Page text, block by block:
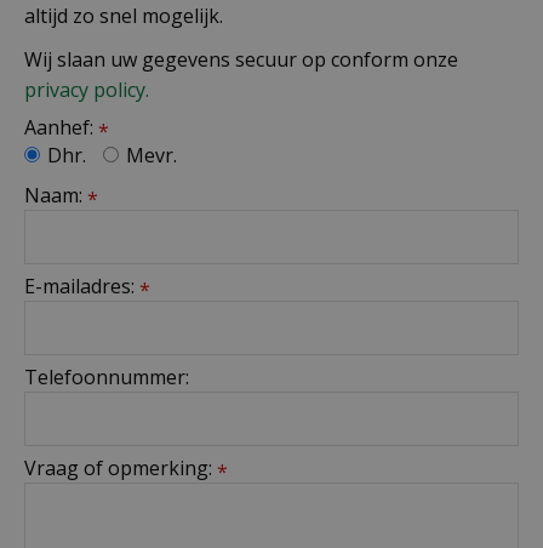
altijd zo snel mogelijk.
Wij slaan uw gegevens secuur op conform onze
privacy policy.
Aanhef: *
Dhr.
Mevr.
Naam: *
E-mailadres: *
Telefoonnummer:
Vraag of opmerking: *